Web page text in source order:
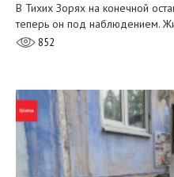
В Тихих Зорях на конечной
теперь он под наблюдением.
852